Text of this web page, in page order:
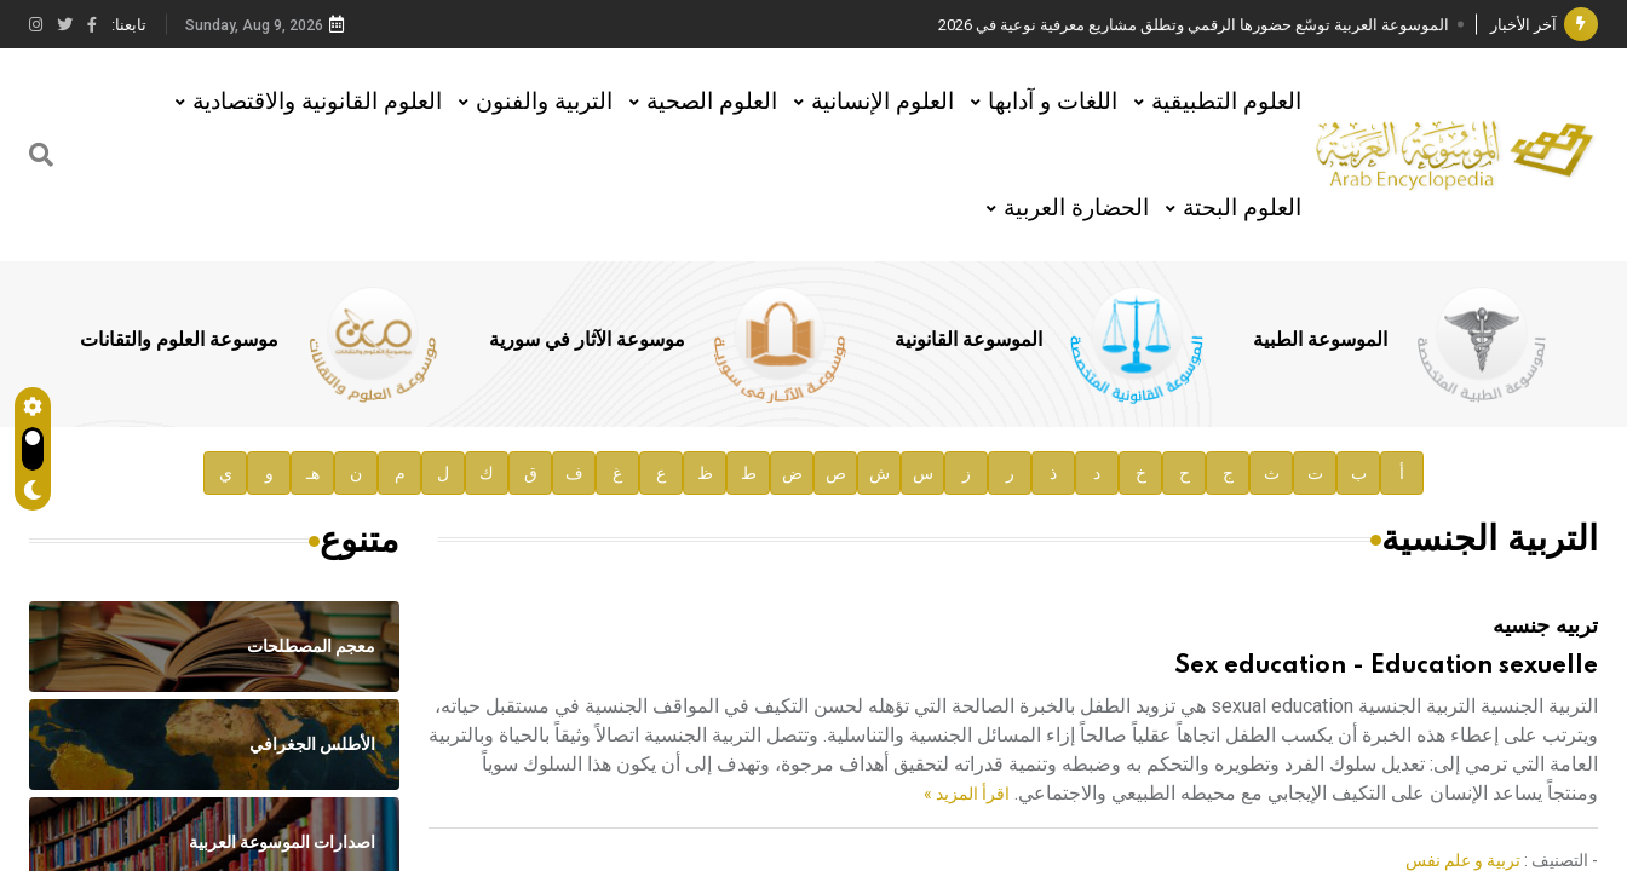
آخر الأخبار الموسوعة العربية توسّع حضورها الرقمي وتطلق مشاريع معرفية نوعية في 2026
جائزة مجمع الملك سلمان العالمي للغة العربية 2025
الأستاذ إياد خالد الطباع مدير عام لهيئة الموسوعة العربية
السيد محمد ياسين صالح وزيرا للثقافة
توصيات مجلس الإدارة
صدور المجلد السابع من موسوعة الآثار في سورية
إعلان..
هيئة الموسوعة العربية تطلق موسوعات جديدة في عام 2026
Sunday, Aug 9, 2026 تابعنا:
العلوم التطبيقية اللغات و آدابها العلوم الإنسانية العلوم الصحية التربية والفنون العلوم القانونية والاقتصادية
العلوم البحتة الحضارة العربية
الموسوعة الطبية الموسوعة القانونية موسوعة الآثار في سورية موسوعة العلوم والتقانات
أ ب ت ث ج ح خ د ذ ر ز س ش ص ض ط ظ ع غ ف ق ك ل م ن هـ و ي
التربية الجنسية
تربيه جنسيه
Sex education - Education sexuelle
التربية الجنسية التربية الجنسية sexual education هي تزويد الطفل بالخبرة الصالحة التي تؤهله لحسن التكيف في المواقف الجنسية في مستقبل حياته،
ويترتب على إعطاء هذه الخبرة أن يكسب الطفل اتجاهاً عقلياً صالحاً إزاء المسائل الجنسية والتناسلية. وتتصل التربية الجنسية اتصالاً وثيقاً بالحياة وبالتربية
العامة التي ترمي إلى: تعديل سلوك الفرد وتطويره والتحكم به وضبطه وتنمية قدراته لتحقيق أهداف مرجوة، وتهدف إلى أن يكون هذا السلوك سوياً
ومنتجاً يساعد الإنسان على التكيف الإيجابي مع محيطه الطبيعي والاجتماعي. اقرأ المزيد »
- التصنيف : تربية و علم نفس
متنوع
معجم المصطلحات
الأطلس الجغرافي
اصدارات الموسوعة العربية